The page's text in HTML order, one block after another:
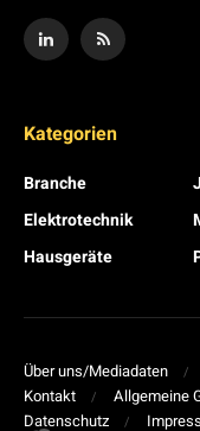
Kategorien
Branche
Elektrotechnik
Hausgeräte
Über uns/Mediadaten
Kontakt
Allgemeine
Datenschutz